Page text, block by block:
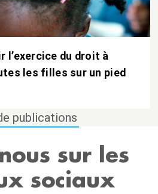
l’exercice du droit à
les filles sur un pied
publications
sur les
sociaux